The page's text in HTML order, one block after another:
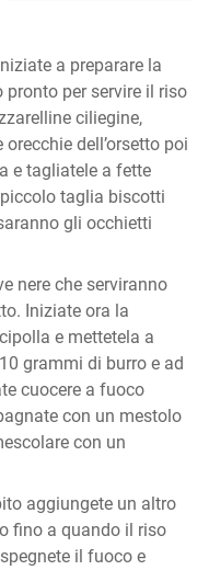
a preparare la
per servire il riso
ciliegine,
dell’orsetto poi
e tagliatele a fette
taglia biscotti
gli occhietti
nere che serviranno
Iniziate ora la
e mettetela a
grammi di burro e ad
cuocere a fuoco
con un mestolo
con un
aggiungete un altro
fino a quando il riso
il fuoco e